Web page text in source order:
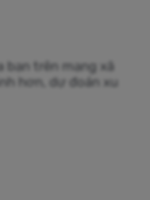
bạn trên mạng xã
hơn, dự đoán xu